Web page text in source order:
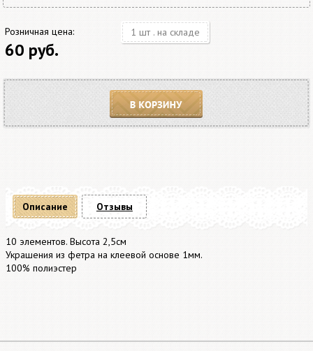
Розничная цена:
60 руб.
1 шт . на складе
В корзину
Описание
10 элементов. Высота 2,5см
Украшения из фетра на клеевой основе 1мм.
100% полиэстер
Отзывы